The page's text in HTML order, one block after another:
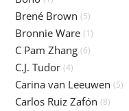
Brené Brown (5)
Bronnie Ware (1)
C Pam Zhang (6)
C.J. Tudor (4)
Carina van Leeuwen (5)
Carlos Ruiz Zafón (8)